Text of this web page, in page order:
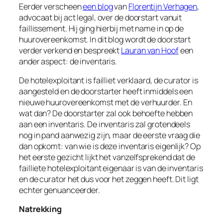
Eerder verscheeneen blogvanFlorentijn Verhagen,
advocaat bij act legal, over de doorstart vanuit
faillissement. Hij ging hierbij met name in op de
huurovereenkomst. In dit blog wordt de doorstart
verder verkend en bespreektLauran van Hoofeen
ander aspect: de inventaris.
De hotelexploitant is failliet verklaard, de curator is
aangesteld en de doorstarter heeft inmiddels een
nieuwe huurovereenkomst met de verhuurder. En
wat dan? De doorstarter zal ook behoefte hebben
aan een inventaris. De inventaris zal grotendeels
nog in pand aanwezig zijn, maar de eerste vraag die
dan opkomt: van wie is deze inventaris eigenlijk? Op
het eerste gezicht lijkt het vanzelfsprekend dat de
failliete hotelexploitant eigenaar is van de inventaris
en de curator het dus voor het zeggen heeft. Dit ligt
echter genuanceerder.
Natrekking